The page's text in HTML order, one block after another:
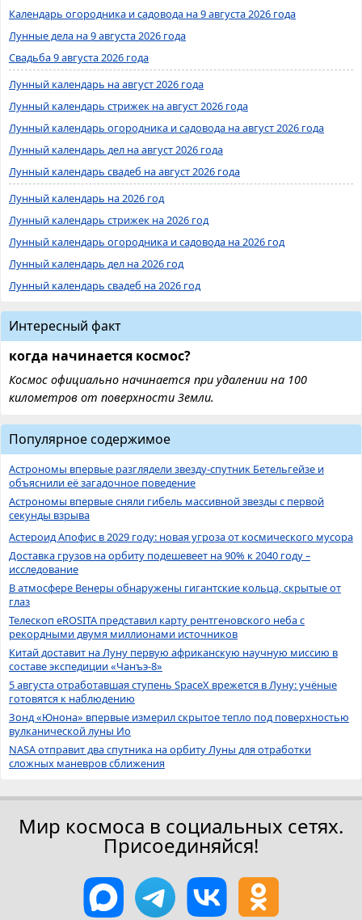
Календарь огородника и садовода на 9 августа 2026 года
Лунные дела на 9 августа 2026 года
Свадьба 9 августа 2026 года
Лунный календарь на август 2026 года
Лунный календарь стрижек на август 2026 года
Лунный календарь огородника и садовода на август 2026 года
Лунный календарь дел на август 2026 года
Лунный календарь свадеб на август 2026 года
Лунный календарь на 2026 год
Лунный календарь стрижек на 2026 год
Лунный календарь огородника и садовода на 2026 год
Лунный календарь дел на 2026 год
Лунный календарь свадеб на 2026 год
Интересный факт
когда начинается космос?
Космос официально начинается при удалении на 100
километров от поверхности Земли.
Популярное содержимое
Астрономы впервые разглядели звезду-спутник Бетельгейзе и
объяснили её загадочное поведение
Астрономы впервые сняли гибель массивной звезды с первой
секунды взрыва
Астероид Апофис в 2029 году: новая угроза от космического мусора
Доставка грузов на орбиту подешевеет на 90% к 2040 году –
исследование
В атмосфере Венеры обнаружены гигантские кольца, скрытые от
глаз
Телескоп eROSITA представил карту рентгеновского неба с
рекордными двумя миллионами источников
Китай доставит на Луну первую африканскую научную миссию в
составе экспедиции «Чанъэ-8»
5 августа отработавшая ступень SpaceX врежется в Луну: учёные
готовятся к наблюдению
Зонд «Юнона» впервые измерил скрытое тепло под поверхностью
вулканической луны Ио
NASA отправит два спутника на орбиту Луны для отработки
сложных маневров сближения
Мир космоса в социальных сетях.
Присоединяйся!